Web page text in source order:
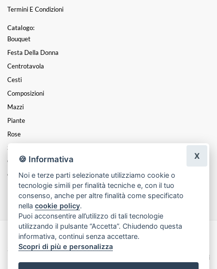
Termini E Condizioni
Catalogo:
Bouquet
Festa Della Donna
Centrotavola
Cesti
Composizioni
Mazzi
Piante
Rose
San Valentino
Cuori
Coroncine
Funebre
Made with byInfoser.it- Realizzazione Siti ecommerce per Fioristi
2026
Termini e Condizioni
🍪 Informativa
Noi e terze parti selezionate utilizziamo cookie o
tecnologie simili per finalità tecniche e, con il tuo
consenso, anche per altre finalità come specificato
nellacookie policy.
Puoi acconsentire all’utilizzo di tali tecnologie
utilizzando il pulsante “Accetta”. Chiudendo questa
informativa, continui senza accettare.
Scopri di più e personalizza
X